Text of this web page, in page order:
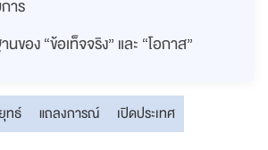
าร
อง “ข้อเท็จจริง” และ “โอกาส”
ทธ์ แถลงการณ์ เปิดประเทศ